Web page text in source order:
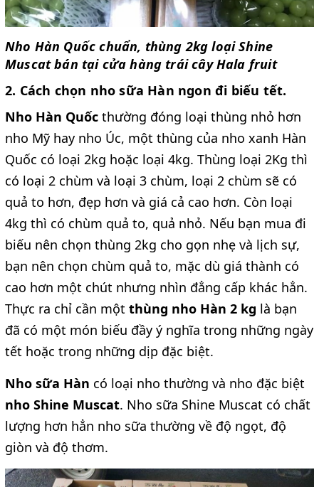
Nho Hàn Quốc chuẩn, thùng 2kg loại Shine
Muscat bán tại cửa hàng trái cây Hala fruit
2. Cách chọn nho sữa Hàn ngon đi biếu tết.
Nho Hàn Quốc thường đóng loại thùng nhỏ hơn
nho Mỹ hay nho Úc, một thùng của nho xanh Hàn
Quốc có loại 2kg hoặc loại 4kg. Thùng loại 2Kg thì
có loại 2 chùm và loại 3 chùm, loại 2 chùm sẽ có
quả to hơn, đẹp hơn và giá cả cao hơn. Còn loại
4kg thì có chùm quả to, quả nhỏ. Nếu bạn mua đi
biếu nên chọn thùng 2kg cho gọn nhẹ và lịch sự,
bạn nên chọn chùm quả to, mặc dù giá thành có
cao hơn một chút nhưng nhìn đẳng cấp khác hẳn.
Thực ra chỉ cần một thùng nho Hàn 2 kg là bạn
đã có một món biếu đầy ý nghĩa trong những ngày
tết hoặc trong những dịp đặc biệt.
Nho sữa Hàn có loại nho thường và nho đặc biệt
nho Shine Muscat. Nho sữa Shine Muscat có chất
lượng hơn hẳn nho sữa thường về độ ngọt, độ
giòn và độ thơm.